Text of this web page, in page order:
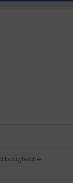
baugleiche